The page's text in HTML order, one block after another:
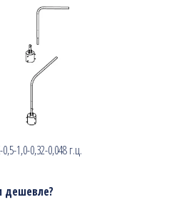
1,0-0,32-0,048 г.ц.
дешевле?